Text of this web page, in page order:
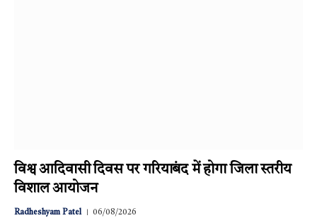
विश्व आदिवासी दिवस पर गरियाबंद में होगा जिला स्तरीय
विशाल आयोजन
Radheshyam Patel 06/08/2026